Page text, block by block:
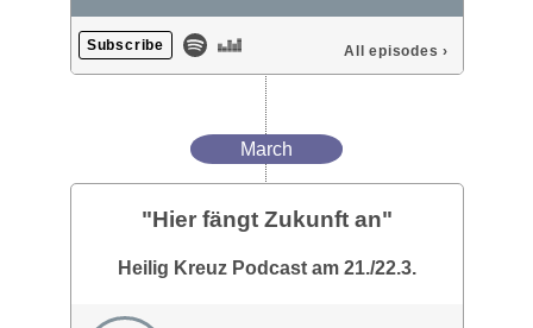
Subscribe All episodes ›
March
"Hier fängt Zukunft an"
Heilig Kreuz Podcast am 21./22.3.